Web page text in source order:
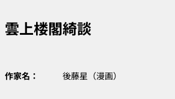
雲上楼閣綺談
作家名： 後藤星（漫画）